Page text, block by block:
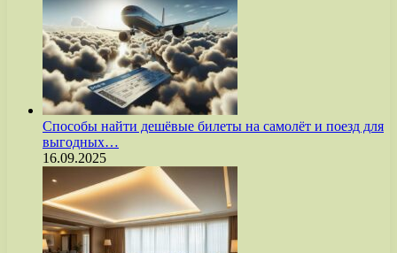
Способы найти дешёвые билеты на самолёт и поезд для
выгодных…
16.09.2025